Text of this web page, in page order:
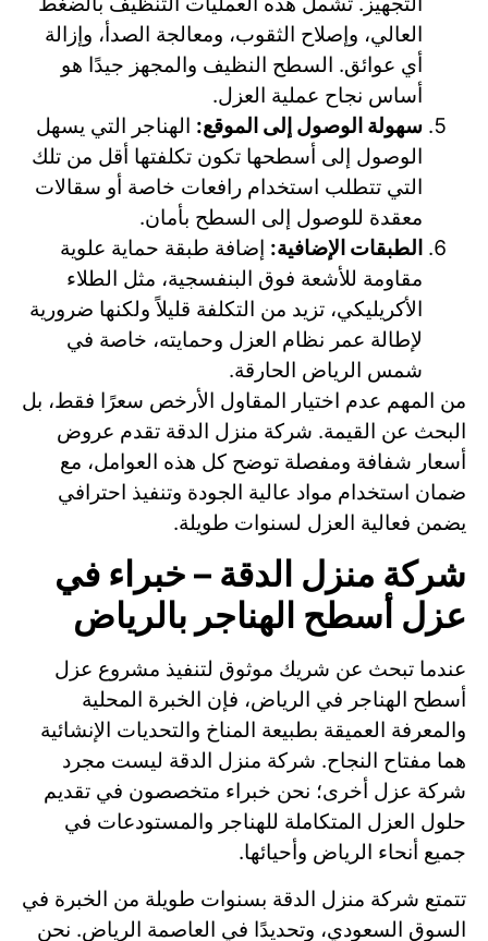
العالي، وإصلاح الثقوب، ومعالجة الصدأ، وإزالة
أي عوائق. السطح النظيف والمجهز جيدًا هو
أساس نجاح عملية العزل.
سهولة الوصول إلى الموقع: الهناجر التي يسهل
الوصول إلى أسطحها تكون تكلفتها أقل من تلك
التي تتطلب استخدام رافعات خاصة أو سقالات
معقدة للوصول إلى السطح بأمان.
الطبقات الإضافية: إضافة طبقة حماية علوية
مقاومة للأشعة فوق البنفسجية، مثل الطلاء
الأكريليكي، تزيد من التكلفة قليلاً ولكنها ضرورية
لإطالة عمر نظام العزل وحمايته، خاصة في
شمس الرياض الحارقة.
من المهم عدم اختيار المقاول الأرخص سعرًا فقط، بل
البحث عن القيمة. شركة منزل الدقة تقدم عروض
أسعار شفافة ومفصلة توضح كل هذه العوامل، مع
ضمان استخدام مواد عالية الجودة وتنفيذ احترافي
يضمن فعالية العزل لسنوات طويلة.
شركة منزل الدقة – خبراء في
عزل أسطح الهناجر بالرياض
عندما تبحث عن شريك موثوق لتنفيذ مشروع عزل
أسطح الهناجر في الرياض، فإن الخبرة المحلية
والمعرفة العميقة بطبيعة المناخ والتحديات الإنشائية
هما مفتاح النجاح. شركة منزل الدقة ليست مجرد
شركة عزل أخرى؛ نحن خبراء متخصصون في تقديم
حلول العزل المتكاملة للهناجر والمستودعات في
جميع أنحاء الرياض وأحيائها.
تتمتع شركة منزل الدقة بسنوات طويلة من الخبرة في
السوق السعودي، وتحديدًا في العاصمة الرياض. نحن